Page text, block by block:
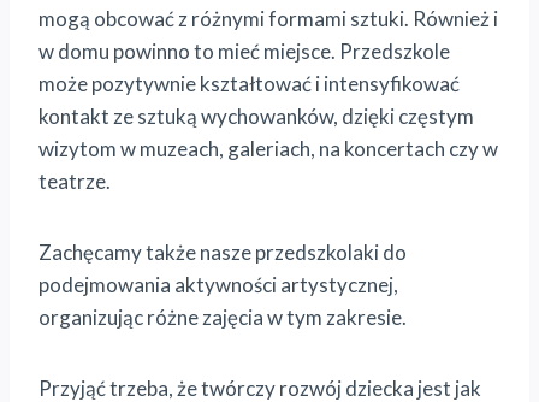
mogą obcować z różnymi formami sztuki. Również i
w domu powinno to mieć miejsce. Przedszkole
może pozytywnie kształtować i intensyfikować
kontakt ze sztuką wychowanków, dzięki częstym
wizytom w muzeach, galeriach, na koncertach czy w
teatrze.
Zachęcamy także nasze przedszkolaki do
podejmowania aktywności artystycznej,
organizując różne zajęcia w tym zakresie.
Przyjąć trzeba, że twórczy rozwój dziecka jest jak